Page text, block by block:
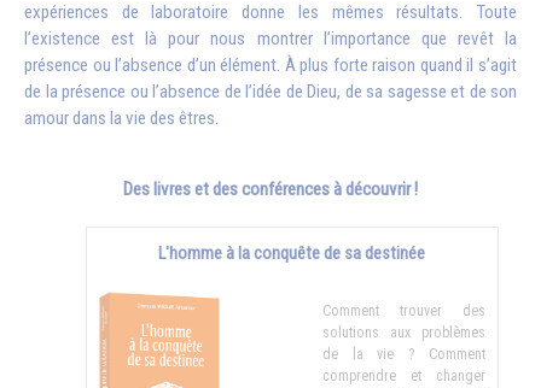
expériences de laboratoire donne les mêmes résultats. Toute
l’existence est là pour nous montrer l’importance que revêt la
présence ou l’absence d’un élément. À plus forte raison quand il s’agit
de la présence ou l’absence de l’idée de Dieu, de sa sagesse et de son
amour dans la vie des êtres.
Des livres et des conférences à découvrir !
L'homme à la conquête de sa destinée
Comment trouver des
solutions aux problèmes
de la vie ? Comment
comprendre et changer